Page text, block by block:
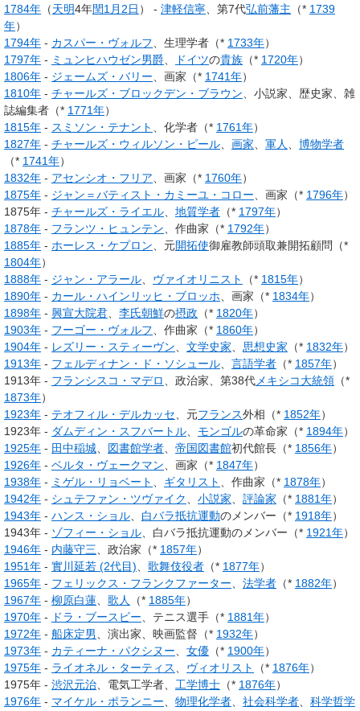
1784年 （天明4年閏1月2日 ） - 津軽信寧 、第7代弘前藩主 （* 1739
年）
1794年 - カスパー・ヴォルフ 、生理学者（* 1733年）
1797年 - ミュンヒハウゼン男爵 ドイツの貴族 （* 1720年）
1806年 - ジェームズ・バリー 、画家（* 1741年）
1810年 - チャールズ・ブロックデン・ブラウン 、小説家、歴史家、雑
誌編集者（* 1771年）
1815年 - スミソン・テナント 、化学者（* 1761年）
1827年 - チャールズ・ウィルソン・ピール 画家 軍人
博物学者
（* 1741年）
1832年 - アセンシオ・フリア 、画家（* 1760年）
1875年 - ジャン＝バティスト・カミーユ・コロー 、画家（* 1796年）
1875年 - チャールズ・ライエル 地質学者 （* 1797年）
1878年 - フランツ・ヒュンテン 、作曲家（* 1792年）
1885年 - ホーレス・ケプロン 、元開拓使御雇教師頭取兼開拓顧問（*
1804年）
1888年 - ジャン・アラール ヴァイオリニスト （* 1815年）
1890年 - カール・ハインリッヒ・ブロッホ 、画家（* 1834年）
1898年 - 興宣大院君 李氏朝鮮の摂政 （* 1820年）
1903年 - フーゴー・ヴォルフ 、作曲家（* 1860年）
1904年 - レズリー・スティーヴン 文学史家 思想史家 （* 1832年）
1913年 - フェルディナン・ド・ソシュール 言語学者 （* 1857年）
1913年 - フランシスコ・マデロ 、政治家、第38代 メキシコ大統領 （*
1873年）
1923年 - テオフィル・デルカッセ 、元フランス外相（* 1852年）
1923年 - ダムディン・スフバートル モンゴルの革命家（* 1894年）
1925年 - 田中稲城 図書館学者 帝国図書館初代館長（* 1856年）
1926年 - ベルタ・ヴェークマン 、画家（* 1847年）
1938年 - ミゲル・リョベート ギタリスト 、作曲家（* 1878年）
1942年 - シュテファン・ツヴァイク 小説家 評論家 （* 1881年）
1943年 - ハンス・ショル 白バラ抵抗運動のメンバー（* 1918年）
1943年 - ゾフィー・ショル 、白バラ抵抗運動のメンバー（* 1921年）
1946年 - 内藤守三 、政治家（* 1857年）
1951年 - 實川延若 (2代目) 歌舞伎役者 （* 1877年）
1965年 - フェリックス・フランクファーター 法学者 （* 1882年）
1967年 - 柳原白蓮 歌人 （* 1885年）
1970年 - ドラ・ブースビー 、テニス選手（* 1881年）
1972年 - 船床定男 、演出家、映画監督（* 1932年）
1973年 - カティーナ・パクシヌー 女優 （* 1900年）
1975年 - ライオネル・ターティス ヴィオリスト （* 1876年）
1975年 - 渋沢元治 、電気工学者、 工学博士 （* 1876年）
1976年 - マイケル・ポランニー 物理化学者 社会科学者
科学哲学